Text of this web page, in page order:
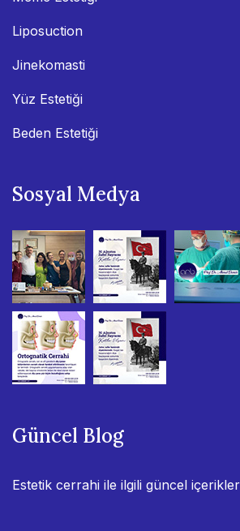
Liposuction
Jinekomasti
Yüz Estetiği
Beden Estetiği
Sosyal Medya
Güncel Blog
Estetik cerrahi ile ilgili güncel